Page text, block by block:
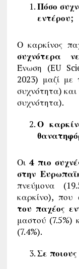
Πόσο
εντέρου;
Ο καρκίνος
συχνότερα
Ένωση (EU
2023) μαζί με
συχνότητα)
συχνότητα).
Ο
Οι4 πιο
στην
πνεύμονα
καρκίνο),
του παχέος
μαστού (7.5%)
(7.4%).
Σε